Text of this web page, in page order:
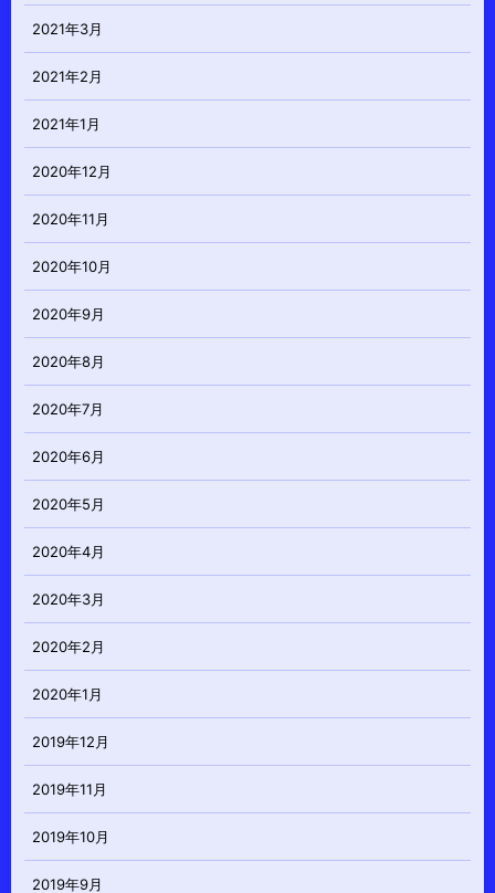
2021年3月
2021年2月
2021年1月
2020年12月
2020年11月
2020年10月
2020年9月
2020年8月
2020年7月
2020年6月
2020年5月
2020年4月
2020年3月
2020年2月
2020年1月
2019年12月
2019年11月
2019年10月
2019年9月